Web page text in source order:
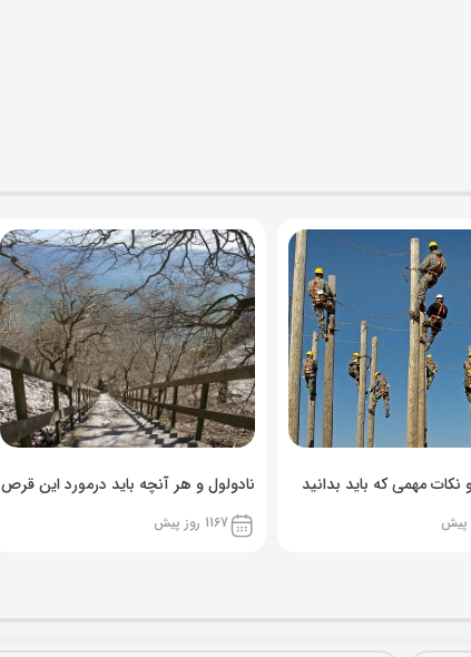
نکات مهمی که باید بدانید
نادولول و هر آنچه باید درمورد این قرص
خوراکی بدانید!
1167 روز پیش